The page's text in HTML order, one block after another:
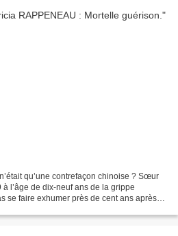
qu’une contrefaçon chinoise ? Sœur
l’âge de dix-neuf ans de la grippe
se faire exhumer près de cent ans après